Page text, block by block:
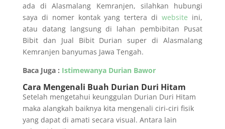
ada di Alasmalang Kemranjen, silahkan hubungi
saya di nomer kontak yang tertera diwebsite ini,
atau datang langsung di lahan pembibitan Pusat
Bibit dan Jual Bibit Durian super di Alasmalang
Kemranjen banyumas Jawa Tengah.
Baca Juga : Istimewanya Durian Bawor
Cara Mengenali Buah Durian Duri Hitam
Setelah mengetahui keunggulan Durian Duri Hitam
maka alangkah baiknya kita mengenali ciri-ciri fisik
yang dapat di amati secara visual. Antara lain